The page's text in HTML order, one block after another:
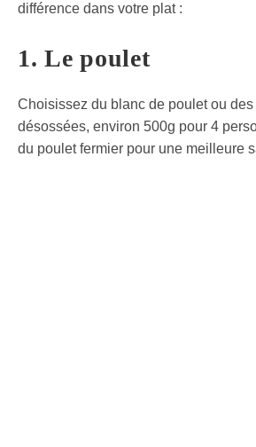
différence dans votre plat :
1. Le poulet
Choisissez du blanc de poulet ou
désossées, environ 500g pour 4
du poulet fermier pour une meilleure